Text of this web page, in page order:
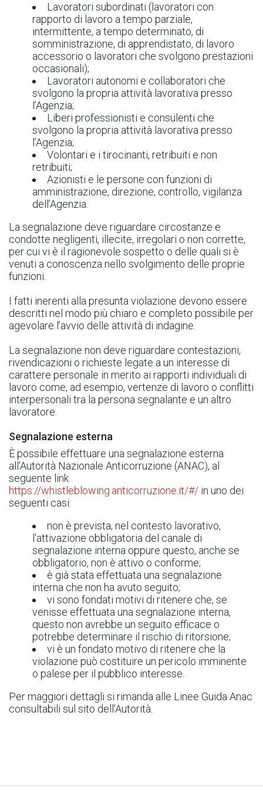
Lavoratori subordinati (lavoratori con
rapporto di lavoro a tempo parziale,
intermittente, a tempo determinato, di
somministrazione, di apprendistato, di lavoro
accessorio o lavoratori che svolgono prestazioni
occasionali);
Lavoratori autonomi e collaboratori che
svolgono la propria attività lavorativa presso
l’Agenzia;
Liberi professionisti e consulenti che
svolgono la propria attività lavorativa presso
l’Agenzia;
Volontari e i tirocinanti, retribuiti e non
retribuiti;
Azionisti e le persone con funzioni di
amministrazione, direzione, controllo, vigilanza
dell’Agenzia.
La segnalazione deve riguardare circostanze e
condotte negligenti, illecite, irregolari o non corrette,
per cui vi è il ragionevole sospetto o delle quali si è
venuti a conoscenza nello svolgimento delle proprie
funzioni.
I fatti inerenti alla presunta violazione devono essere
descritti nel modo più chiaro e completo possibile per
agevolare l’avvio delle attività di indagine.
La segnalazione non deve riguardare contestazioni,
rivendicazioni o richieste legate a un interesse di
carattere personale in merito ai rapporti individuali di
lavoro come, ad esempio, vertenze di lavoro o conflitti
interpersonali tra la persona segnalante e un altro
lavoratore.
Segnalazione esterna
È possibile effettuare una segnalazione esterna
all’Autorità Nazionale Anticorruzione (ANAC), al
seguente link
https://whistleblowing.anticorruzione.it/#/ in uno dei
seguenti casi:
non è prevista, nel contesto lavorativo,
l'attivazione obbligatoria del canale di
segnalazione interna oppure questo, anche se
obbligatorio, non è attivo o conforme;
è già stata effettuata una segnalazione
interna che non ha avuto seguito;
vi sono fondati motivi di ritenere che, se
venisse effettuata una segnalazione interna,
questo non avrebbe un seguito efficace o
potrebbe determinare il rischio di ritorsione;
vi è un fondato motivo di ritenere che la
violazione può costituire un pericolo imminente
o palese per il pubblico interesse.
Per maggiori dettagli si rimanda alle Linee Guida Anac
consultabili sul sito dell’Autorità.